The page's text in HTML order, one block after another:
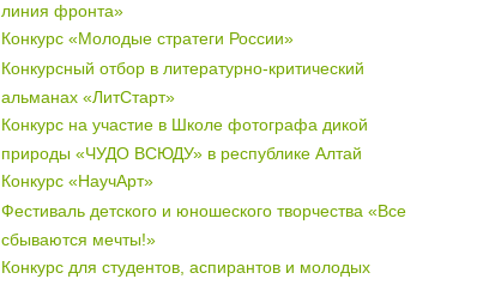
линия фронта»
Конкурс «Молодые стратеги России»
Конкурсный отбор в литературно-критический
альманах «ЛитСтарт»
Конкурс на участие в Школе фотографа дикой
природы «ЧУДО ВСЮДУ» в республике Алтай
Конкурс «НаучАрт»
Фестиваль детского и юношеского творчества «Все
сбываются мечты!»
Конкурс для студентов, аспирантов и молодых